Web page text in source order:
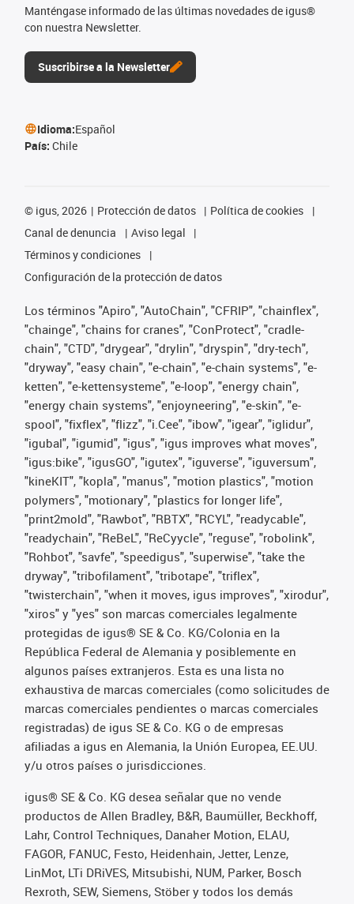
Manténgase informado de las últimas novedades de igus®
con nuestra Newsletter.
Suscribirse a la Newsletter
Idioma:Español
País: Chile
© igus, 2026 Protección de datos
Política de cookies
Canal de denuncia
Aviso legal
Términos y condiciones
Configuración de la protección de datos
Los términos "Apiro", "AutoChain", "CFRIP", "chainflex",
"chainge", "chains for cranes", "ConProtect", "cradle-
chain", "CTD", "drygear", "drylin", "dryspin", "dry-tech",
"dryway", "easy chain", "e-chain", "e-chain systems", "e-
ketten", "e-kettensysteme", "e-loop", "energy chain",
"energy chain systems", "enjoyneering", "e-skin", "e-
spool", "fixflex", "flizz", "i.Cee", "ibow", "igear", "iglidur",
"igubal", "igumid", "igus", "igus improves what moves",
"igus:bike", "igusGO", "igutex", "iguverse", "iguversum",
"kineKIT", "kopla", "manus", "motion plastics", "motion
polymers", "motionary", "plastics for longer life",
"print2mold", "Rawbot", "RBTX", "RCYL", "readycable",
"readychain", "ReBeL", "ReCyycle", "reguse", "robolink",
"Rohbot", "savfe", "speedigus", "superwise", "take the
dryway", "tribofilament", "tribotape", "triflex",
"twisterchain", "when it moves, igus improves", "xirodur",
"xiros" y "yes" son marcas comerciales legalmente
protegidas de igus® SE & Co. KG/Colonia en la
República Federal de Alemania y posiblemente en
algunos países extranjeros. Esta es una lista no
exhaustiva de marcas comerciales (como solicitudes de
marcas comerciales pendientes o marcas comerciales
registradas) de igus SE & Co. KG o de empresas
afiliadas a igus en Alemania, la Unión Europea, EE.UU.
y/u otros países o jurisdicciones.
igus® SE & Co. KG desea señalar que no vende
productos de Allen Bradley, B&R, Baumüller, Beckhoff,
Lahr, Control Techniques, Danaher Motion, ELAU,
FAGOR, FANUC, Festo, Heidenhain, Jetter, Lenze,
LinMot, LTi DRiVES, Mitsubishi, NUM, Parker, Bosch
Rexroth, SEW, Siemens, Stöber y todos los demás